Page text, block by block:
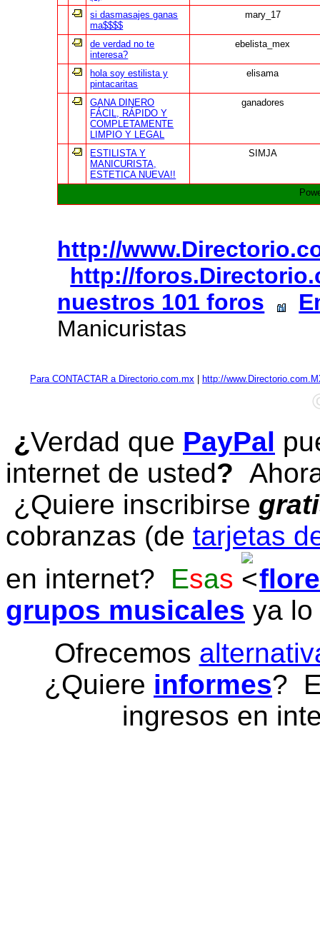
si dasmasajes ganas
ma$$$$
mary_17
de verdad no te
interesa?
ebelista_mex
hola soy estilista y
pintacaritas
elisama
GANA DINERO
FÁCIL, RÁPIDO Y
COMPLETAMENTE
LIMPIO Y LEGAL
ganadores
ESTILISTA Y
MANICURISTA,
ESTETICA NUEVA!!
SIMJA
http://
http://
nuestros 101 foros
Manicuristas
Para CONTACTAR a Directorio.com.mx http://
¿Verdad que PayPal
internet de usted?
¿Quiere inscribirse
cobranzas (de tarjetas
en internet? Esas
grupos musicales ya
Ofrecemos
¿Quiere informes?
ingresos en